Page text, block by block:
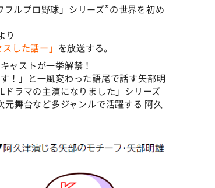
ルプロ野球」シリーズ”の世界を初め
り
した話ー」 を放送する。
ャストが一挙解禁！
！」と一風変わった語尾で話す矢部明
ラマの主演になりました」シリーズ
舞台など多ジャンルで活躍する 阿久